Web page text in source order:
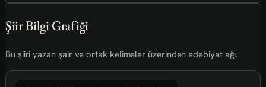
Şiir Bilgi Grafiği
Bu şiiri yazan şair ve ortak kelimeler üzerinden edebiyat ağı.